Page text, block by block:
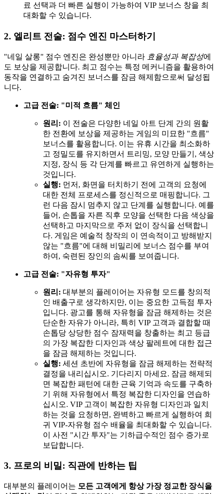
료 선택과 더 빠른 실행이 가능하여 VIP 보너스 창을 최
대화할 수 있습니다.
2. 엘리트 전술: 점수 엔진 마스터하기
"네일 살롱" 점수 엔진은 완성뿐만 아니라 효율성과 복잡성에
도 보상을 제공합니다. 최고 점수는 특정 메커니즘을 활용하여
동작을 연결하고 숨겨진 보너스를 잠금 해제함으로써 달성됩
니다.
고급 전술: "미적 흐름" 체인
원리: 이 전술은 다양한 네일 아트 단계 간의 원활
한 전환에 보상을 제공하는 게임의 미묘한 "흐름"
보너스를 활용합니다. 이는 유휴 시간을 최소화하
고 정밀도를 유지하면서 트리밍, 모양 만들기, 색상
지정, 장식 등 각 단계를 빠르고 유연하게 실행하는
것입니다.
실행: 먼저, 화면을 터치하기 전에 고객의 요청에
대한 전체 프로세스를 정신적으로 매핑합니다. 그
런 다음 잠시 멈추지 않고 단계를 실행합니다. 예를
들어, 손톱을 자른 직후 모양을 선택한 다음 색상을
선택하고 마지막으로 주저 없이 장식을 선택합니
다. 게임은 예술적 창작의 이 연속적이고 방해받지
않는 "흐름"에 대해 비밀리에 보너스 점수를 부여
하여, 숙련된 장인의 솜씨를 보여줍니다.
고급 전술: "자유형 투자"
원리: 대부분의 플레이어는 자유형 모드를 창의적
인 배출구로 생각하지만, 이는 중요한 고득점 투자
입니다. 광고를 통해 자유형을 잠금 해제하는 것은
단순한 자유가 아니라, 특히 VIP 고객과 결합할 때
손톱당 상당한 점수 잠재력을 창출하는 최고 등급
의 가장 복잡한 디자인과 색상 팔레트에 대한 접근
을 잠금 해제하는 것입니다.
실행: 세션 초반에 자유형을 잠금 해제하는 전략적
결정을 내리십시오. 기다리지 마세요. 잠금 해제되
면 복잡한 패턴에 대한 근육 기억과 속도를 구축하
기 위해 자유형에서 특정 복잡한 디자인을 연습하
십시오. VIP 고객이 복잡한 자유형 디자인과 일치
하는 것을 요청하면, 완벽하고 빠르게 실행하여 희
귀 VIP-자유형 점수 배율을 최대화할 수 있습니다.
이 사전 "시간 투자"는 기하급수적인 점수 증가로
보답합니다.
3. 프로의 비밀: 직관에 반하는 팁
대부분의 플레이어는 모든 고객에게 항상 가장 정교한 장식을